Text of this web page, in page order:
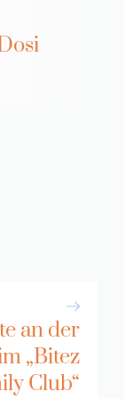
an der
„Bitez
Club“